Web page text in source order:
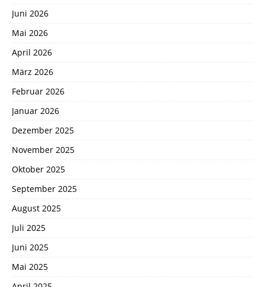
Juni 2026
Mai 2026
April 2026
März 2026
Februar 2026
Januar 2026
Dezember 2025
November 2025
Oktober 2025
September 2025
August 2025
Juli 2025
Juni 2025
Mai 2025